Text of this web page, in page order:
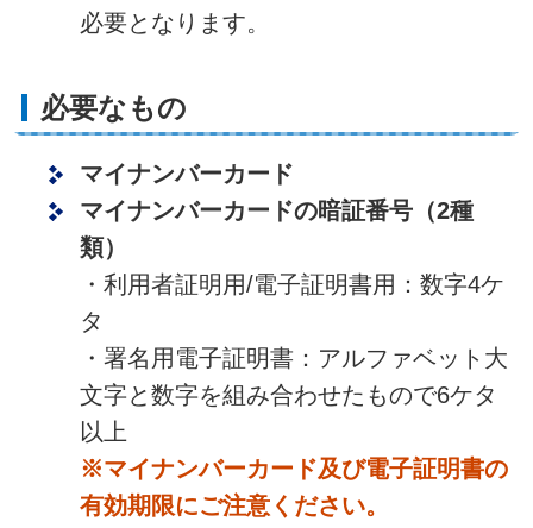
必要となります。
必要なもの
マイナンバーカード
マイナンバーカードの暗証番号（2種
類）
・利用者証明用/電子証明書用：数字4ケ
タ
・署名用電子証明書：アルファベット大
文字と数字を組み合わせたもので6ケタ
以上
※マイナンバーカード及び電子証明書の
有効期限にご注意ください。